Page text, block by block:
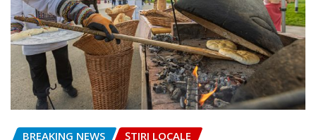
BREAKING NEWS ȘTIRI LOCALE